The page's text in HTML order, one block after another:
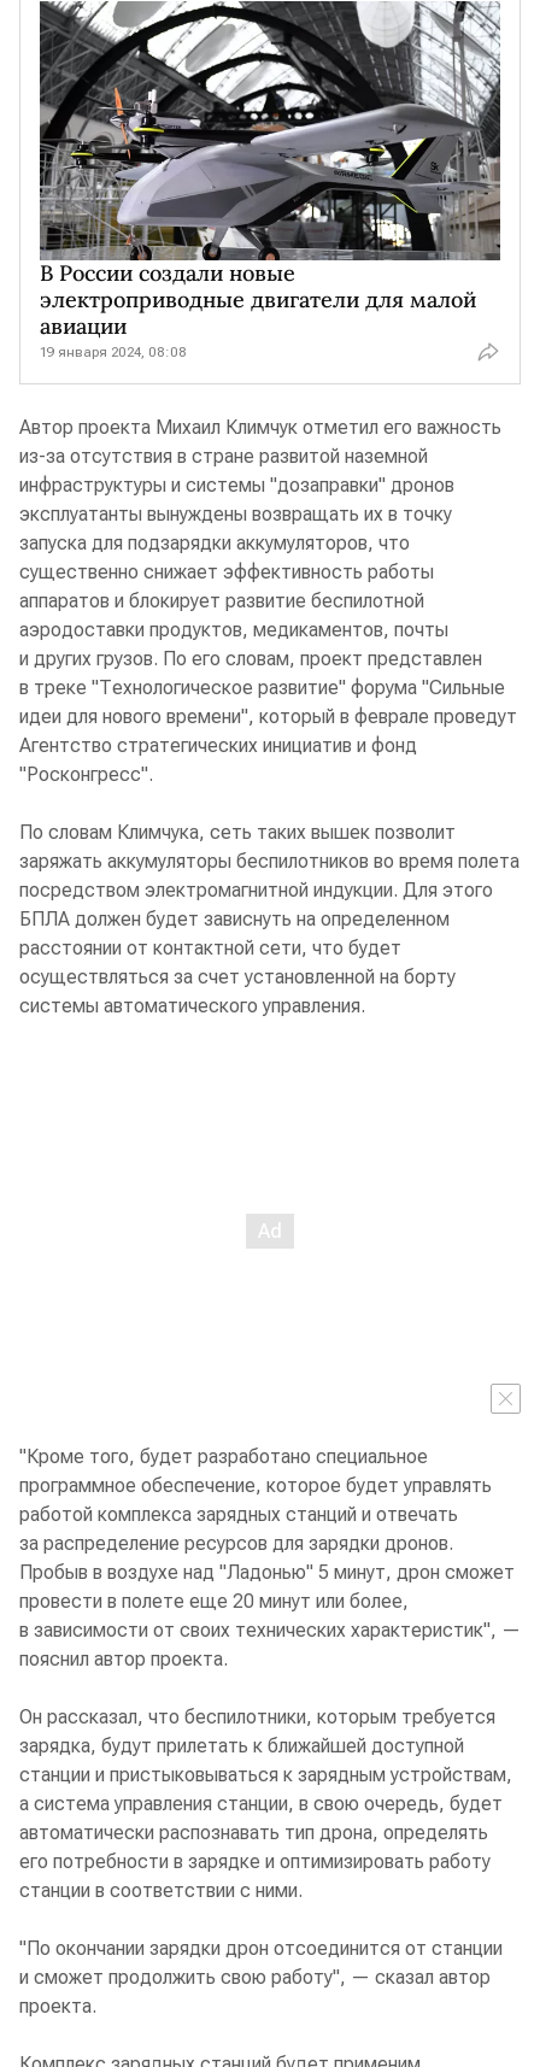
В России создали новые
электроприводные двигатели для малой
авиации
19 января 2024, 08:08
Автор проекта Михаил Климчук отметил его важность
из-за отсутствия в стране развитой наземной
инфраструктуры и системы "дозаправки" дронов
эксплуатанты вынуждены возвращать их в точку
запуска для подзарядки аккумуляторов, что
существенно снижает эффективность работы
аппаратов и блокирует развитие беспилотной
аэродоставки продуктов, медикаментов, почты
и других грузов. По его словам, проект представлен
в треке "Технологическое развитие" форума "Сильные
идеи для нового времени", который в феврале проведут
Агентство стратегических инициатив и фонд
"Росконгресс".
По словам Климчука, сеть таких вышек позволит
заряжать аккумуляторы беспилотников во время полета
посредством электромагнитной индукции. Для этого
БПЛА должен будет зависнуть на определенном
расстоянии от контактной сети, что будет
осуществляться за счет установленной на борту
системы автоматического управления.
"Кроме того, будет разработано специальное
программное обеспечение, которое будет управлять
работой комплекса зарядных станций и отвечать
за распределение ресурсов для зарядки дронов.
Пробыв в воздухе над "Ладонью" 5 минут, дрон сможет
провести в полете еще 20 минут или более,
в зависимости от своих технических характеристик", —
пояснил автор проекта.
Он рассказал, что беспилотники, которым требуется
зарядка, будут прилетать к ближайшей доступной
станции и пристыковываться к зарядным устройствам,
а система управления станции, в свою очередь, будет
автоматически распознавать тип дрона, определять
его потребности в зарядке и оптимизировать работу
станции в соответствии с ними.
"По окончании зарядки дрон отсоединится от станции
и сможет продолжить свою работу", — сказал автор
проекта.